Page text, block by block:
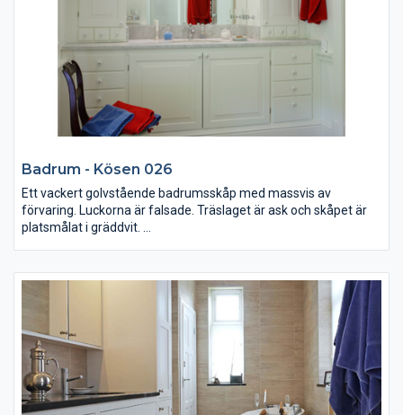
Badrum - Kösen 026
Ett vackert golvstående badrumsskåp med massvis av
förvaring. Luckorna är falsade. Träslaget är ask och skåpet är
platsmålat i gräddvit.
Bänkstående skåp på vardera sida om porslinshandfatet med
små lådor för accessoarer. Knopparna är i porslin.